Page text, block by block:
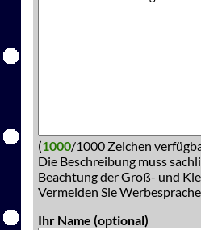
(1000/1000 Zeichen
Die Beschreibung muss
Beachtung der Groß- und
Vermeiden Sie
Ihr Name (optional)